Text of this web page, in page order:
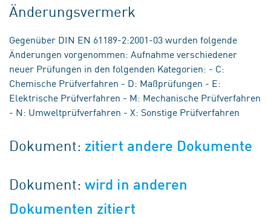
Änderungsvermerk
Gegenüber DIN EN 61189-2:2001-03 wurden folgende
Änderungen vorgenommen: Aufnahme verschiedener
neuer Prüfungen in den folgenden Kategorien: - C:
Chemische Prüfverfahren - D: Maßprüfungen - E:
Elektrische Prüfverfahren - M: Mechanische Prüfverfahren
- N: Umweltprüfverfahren - X: Sonstige Prüfverfahren
Dokument: zitiert andere Dokumente
Dokument:wird in anderen
Dokumenten zitiert